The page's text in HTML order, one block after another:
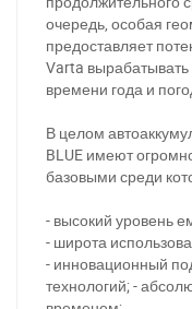
очередь, особая
предоставляет
Varta
времени года и
В целом
BLUE имеют
базовыми среди
- высокий уровень
- широта
- инновационный
технологий; -